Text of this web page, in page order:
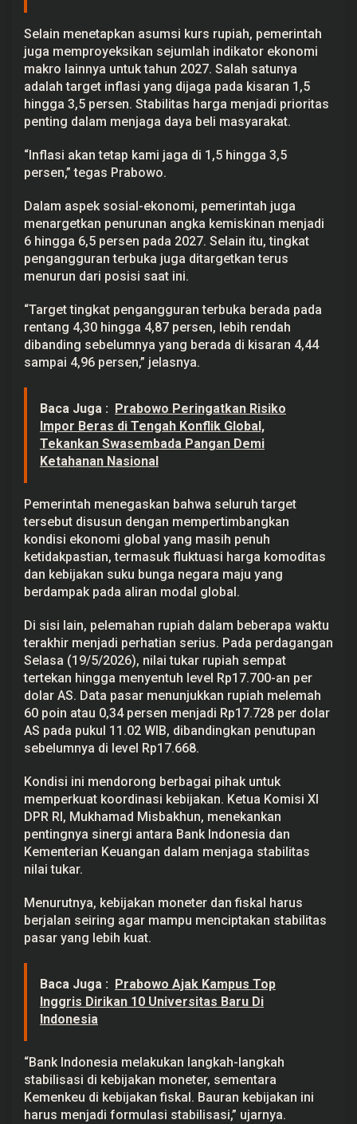
i
o
n
a
Selain menetapkan asumsi kurs rupiah, pemerintah
juga memproyeksikan sejumlah indikator ekonomi
makro lainnya untuk tahun 2027. Salah satunya
adalah target inflasi yang dijaga pada kisaran 1,5
hingga 3,5 persen. Stabilitas harga menjadi prioritas
penting dalam menjaga daya beli masyarakat.
“Inflasi akan tetap kami jaga di 1,5 hingga 3,5
persen,” tegas Prabowo.
Dalam aspek sosial-ekonomi, pemerintah juga
menargetkan penurunan angka kemiskinan menjadi
6 hingga 6,5 persen pada 2027. Selain itu, tingkat
pengangguran terbuka juga ditargetkan terus
menurun dari posisi saat ini.
“Target tingkat pengangguran terbuka berada pada
rentang 4,30 hingga 4,87 persen, lebih rendah
dibanding sebelumnya yang berada di kisaran 4,44
sampai 4,96 persen,” jelasnya.
Baca Juga : Prabowo Peringatkan Risiko
Impor Beras di Tengah Konflik Global,
Tekankan Swasembada Pangan Demi
Ketahanan Nasional
Pemerintah menegaskan bahwa seluruh target
tersebut disusun dengan mempertimbangkan
kondisi ekonomi global yang masih penuh
ketidakpastian, termasuk fluktuasi harga komoditas
dan kebijakan suku bunga negara maju yang
berdampak pada aliran modal global.
Di sisi lain, pelemahan rupiah dalam beberapa waktu
terakhir menjadi perhatian serius. Pada perdagangan
Selasa (19/5/2026), nilai tukar rupiah sempat
tertekan hingga menyentuh level Rp17.700-an per
dolar AS. Data pasar menunjukkan rupiah melemah
60 poin atau 0,34 persen menjadi Rp17.728 per dolar
AS pada pukul 11.02 WIB, dibandingkan penutupan
sebelumnya di level Rp17.668.
Kondisi ini mendorong berbagai pihak untuk
memperkuat koordinasi kebijakan. Ketua Komisi XI
DPR RI, Mukhamad Misbakhun, menekankan
pentingnya sinergi antara Bank Indonesia dan
Kementerian Keuangan dalam menjaga stabilitas
nilai tukar.
Menurutnya, kebijakan moneter dan fiskal harus
berjalan seiring agar mampu menciptakan stabilitas
pasar yang lebih kuat.
Baca Juga : Prabowo Ajak Kampus Top
Inggris Dirikan 10 Universitas Baru Di
Indonesia
“Bank Indonesia melakukan langkah-langkah
stabilisasi di kebijakan moneter, sementara
Kemenkeu di kebijakan fiskal. Bauran kebijakan ini
harus menjadi formulasi stabilisasi,” ujarnya.